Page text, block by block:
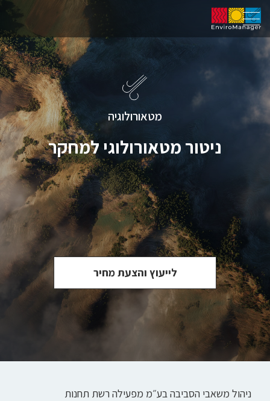
מטאורולוגיה
ניטור מטאורולוגי למחקר
לייעוץ והצעת מחיר
ניהול משאבי הסביבה בע״מ מפעילה רשת תחנות